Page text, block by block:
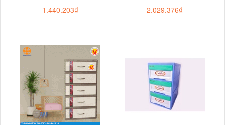
1.440.203₫
2.029.376₫